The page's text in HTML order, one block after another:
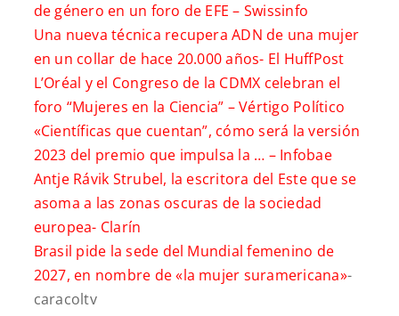
de género en un foro de EFE – Swissinfo
Una nueva técnica recupera ADN de una mujer
en un collar de hace 20.000 años- El HuffPost
L’Oréal y el Congreso de la CDMX celebran el
foro “Mujeres en la Ciencia” –Vértigo Político
«Científicas que cuentan”, cómo será la versión
2023 del premio que impulsa la … – Infobae
Antje Rávik Strubel, la escritora del Este que se
asoma a las zonas oscuras de la sociedad
europea- Clarín
Brasil pide la sede del Mundial femenino de
2027, en nombre de «la mujer suramericana»-
caracoltv